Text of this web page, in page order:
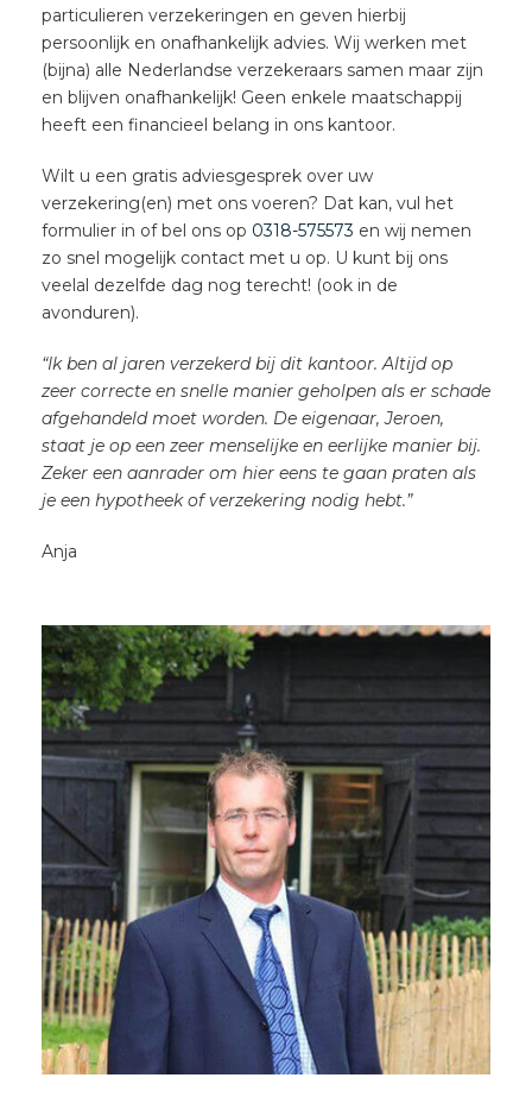
particulieren verzekeringen en geven hierbij
persoonlijk en onafhankelijk advies. Wij werken met
(bijna) alle Nederlandse verzekeraars samen maar zijn
en blijven onafhankelijk! Geen enkele maatschappij
heeft een financieel belang in ons kantoor.
Wilt u een gratis adviesgesprek over uw
verzekering(en) met ons voeren? Dat kan, vul het
formulier in of bel ons op 0318-575573 en wij nemen
zo snel mogelijk contact met u op. U kunt bij ons
veelal dezelfde dag nog terecht! (ook in de
avonduren).
“Ik ben al jaren verzekerd bij dit kantoor. Altijd op
zeer correcte en snelle manier geholpen als er schade
afgehandeld moet worden. De eigenaar, Jeroen,
staat je op een zeer menselijke en eerlijke manier bij.
Zeker een aanrader om hier eens te gaan praten als
je een hypotheek of verzekering nodig hebt.”
Anja